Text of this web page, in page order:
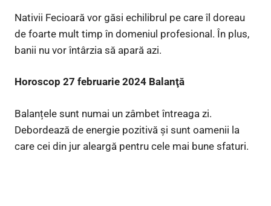
Nativii Fecioară vor găsi echilibrul pe care îl doreau
de foarte mult timp în domeniul profesional. În plus,
banii nu vor întârzia să apară azi.
Horoscop 27 februarie 2024 Balanţă
Balanțele sunt numai un zâmbet întreaga zi.
Debordează de energie pozitivă și sunt oamenii la
care cei din jur aleargă pentru cele mai bune sfaturi.